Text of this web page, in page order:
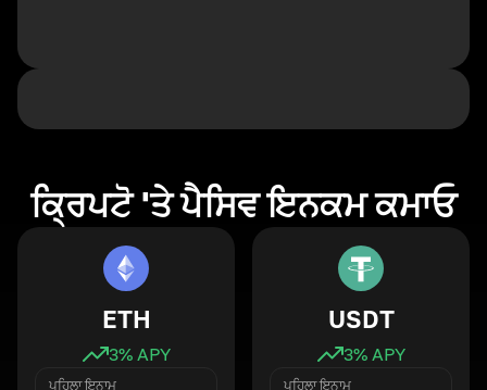
ਕ੍ਰਿਪਟੋ 'ਤੇ ਪੈਸਿਵ ਇਨਕਮ ਕਮਾਓ
ETH
3% APY
ਪਹਿਲਾ ਇਨਾਮ
USDT
3% APY
ਪਹਿਲਾ ਇਨਾਮ